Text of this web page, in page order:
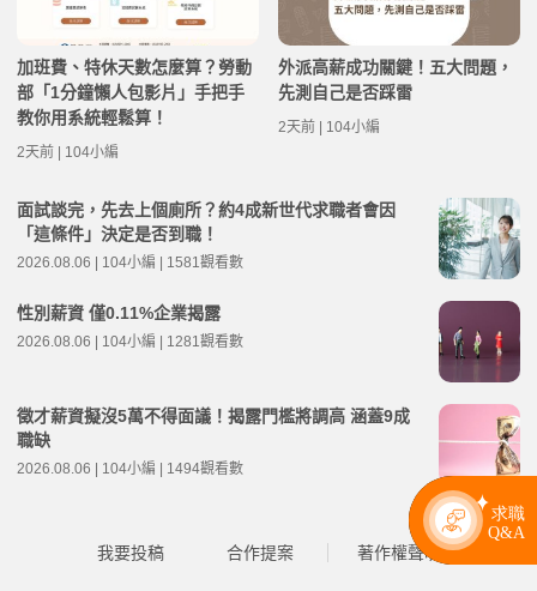
加班費、特休天數怎麼算？勞動
部「1分鐘懶人包影片」手把手
教你用系統輕鬆算！
2天前 | 104小編
外派高薪成功關鍵！五大問題，
先測自己是否踩雷
2天前 | 104小編
面試談完，先去上個廁所？約4成新世代求職者會因
「這條件」決定是否到職！
2026.08.06 | 104小編 | 1581觀看數
性別薪資 僅0.11%企業揭露
2026.08.06 | 104小編 | 1281觀看數
徵才薪資擬沒5萬不得面議！揭露門檻將調高 涵蓋9成
職缺
2026.08.06 | 104小編 | 1494觀看數
我要投稿 合作提案 著作權聲明